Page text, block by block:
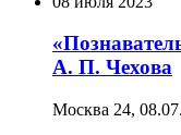
А. П. Чехова
Москва 24,